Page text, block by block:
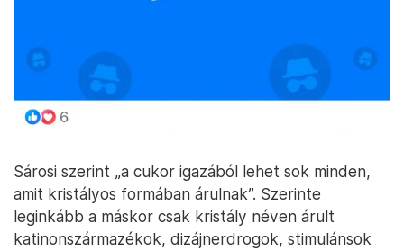
Sárosi szerint „a cukor igazából lehet sok minden,
amit kristályos formában árulnak”. Szerinte
leginkább a máskor csak kristály néven árult
katinonszármazékok, dizájnerdrogok, stimulánsok